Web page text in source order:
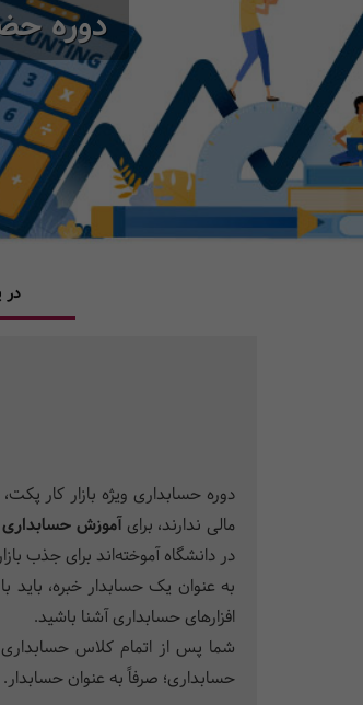
دوره
در
دوره حسابداری ویژه بازار کار
مالی ندارند، برایآموزش حسابداری
در دانشگاه آموخته‌اند برای جذب
به عنوان یک حسابدار خبره، باید
افزارهای حسابداری آشنا باشید.
شما پس از اتمام کلاس حسابداری
حسابداری؛ صرفاً به عنوان حسابدار.